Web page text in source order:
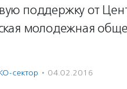
поддержку от
молодежная
сектор · 04.02.2016